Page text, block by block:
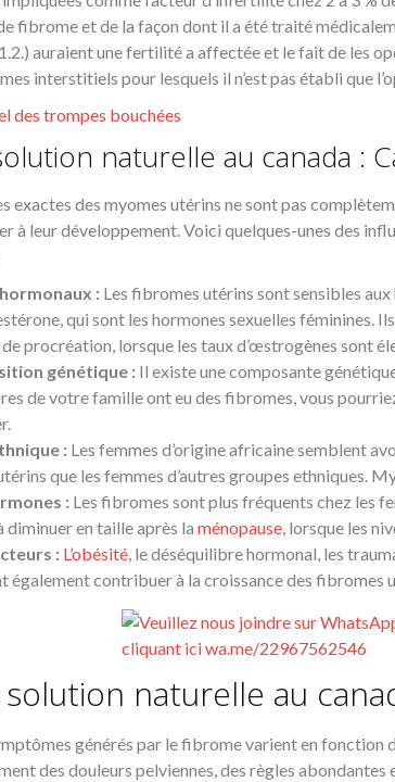
fibrome et de la façon dont il a été traité
auraient une fertilité a affectée et le fait de les
interstitiels pour lesquels il n’est pas établi que
des trompes bouchées
naturelle au canada :
exactes des myomes utérins ne sont pas
à leur développement. Voici quelques-unes des
: Les fibromes utérins sont sensibles
qui sont les hormones sexuelles féminines.
de procréation, lorsque les taux d’œstrogènes sont
génétique : Il existe une composante
de votre famille ont eu des fibromes, vous
: Les femmes d’origine africaine semblent
que les femmes d’autres groupes ethniques.
: Les fibromes sont plus fréquents chez les
diminuer en taille après la ménopause, lorsque les
: L’obésité, le déséquilibre hormonal, les
également contribuer à la croissance des fibromes
naturelle au
générés par le fibrome varient en fonction
des douleurs pelviennes, des règles abondantes